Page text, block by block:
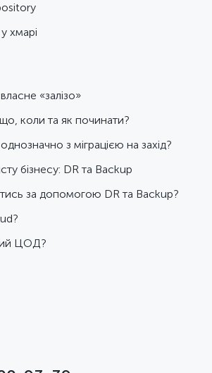
хмарі
«залізо»
коли та як починати?
з міграцією на захід?
бізнесу: DR та Backup
за допомогою DR та Backup?
ЦОД?